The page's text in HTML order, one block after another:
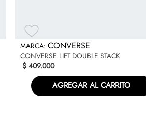
CONVERSE
CONVERSE LIFT DOUBLE STACK
$ 409.000
AGREGAR AL CARRITO